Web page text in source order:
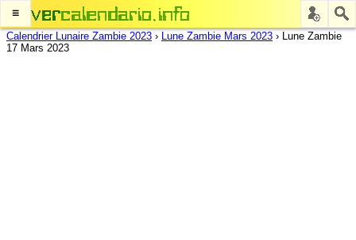
≡
Calendrier Lunaire Zambie 2023 › Lune Zambie Mars 2023 › Lune Zambie
17 Mars 2023